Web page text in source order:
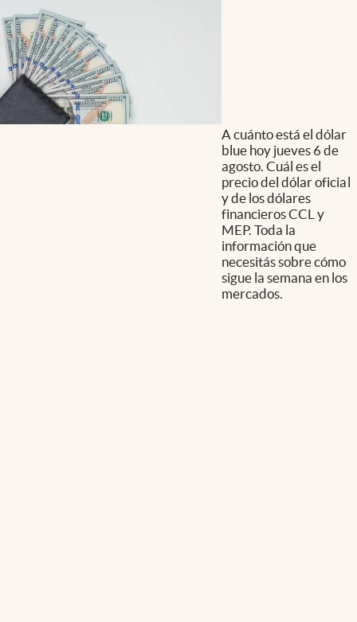
A cuánto está el dólar
blue hoy jueves 6 de
agosto. Cuál es el
precio del dólar oficial
y de los dólares
financieros CCL y
MEP. Toda la
información que
necesitás sobre cómo
sigue la semana en los
mercados.